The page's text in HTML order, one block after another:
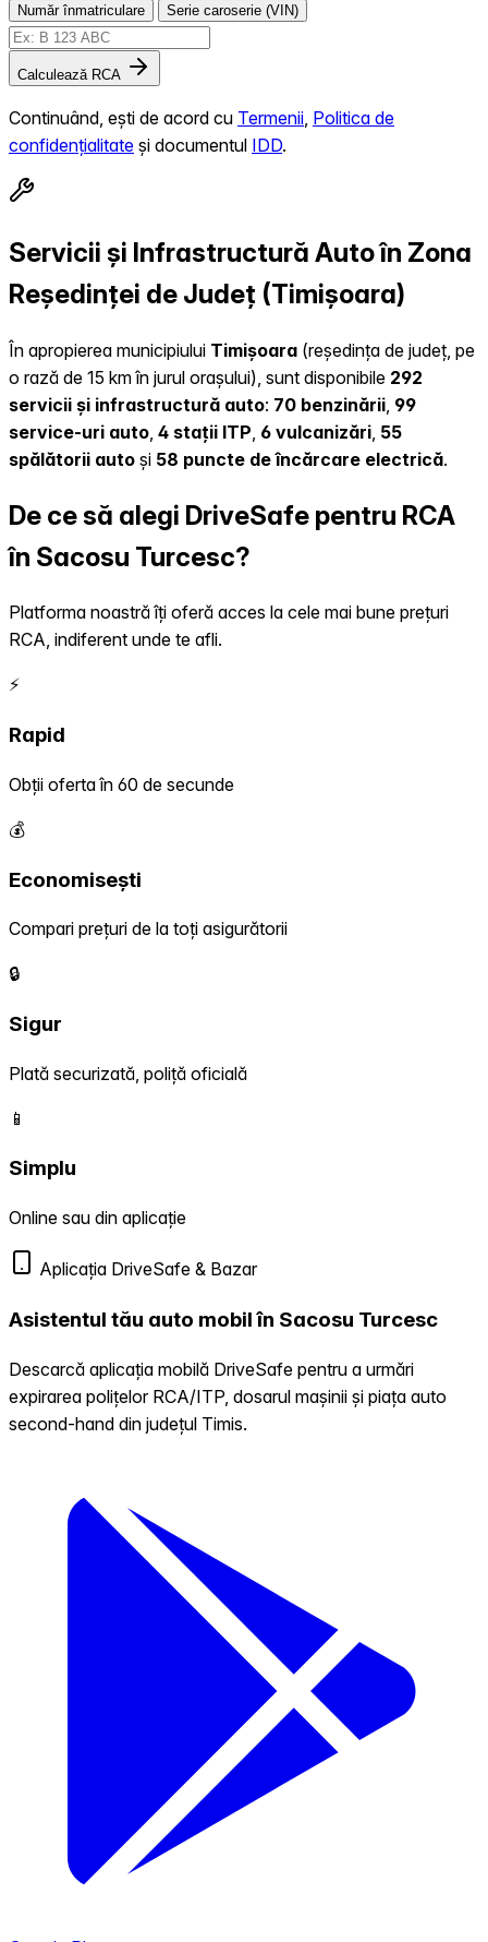
Număr înmatriculare Serie caroserie (VIN)
Calculează RCA
Continuând, ești de acord cu Termenii Politica de
confidențialitate și documentul IDD.
Servicii și Infrastructură Auto în Zona
Reședinței de Județ (Timișoara)
În apropierea municipiului Timișoara (reședința de județ, pe
o rază de 15 km în jurul orașului), sunt disponibile 292
servicii și infrastructură auto: 70 benzinării 99
service-uri auto 4 stații ITP 6 vulcanizări 55
spălătorii auto și 58 puncte de încărcare electrică.
De ce să alegi DriveSafe pentru RCA
în Sacosu Turcesc?
Platforma noastră îți oferă acces la cele mai bune prețuri
RCA, indiferent unde te afli.
⚡
Rapid
Obții oferta în 60 de secunde
💰
Economisești
Compari prețuri de la toți asigurătorii
🔒
Sigur
Plată securizată, poliță oficială
📱
Simplu
Online sau din aplicație
Aplicația DriveSafe & Bazar
Asistentul tău auto mobil în Sacosu Turcesc
Descarcă aplicația mobilă DriveSafe pentru a urmări
expirarea polițelor RCA/ITP, dosarul mașinii și piața auto
second-hand din județul Timis.